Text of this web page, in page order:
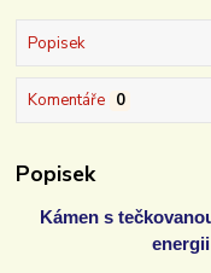
Popisek
Komentáře 0
Popisek
Kámen s